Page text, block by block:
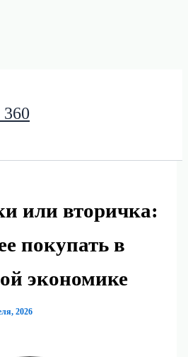
или вторичка:
покупать в
экономике
2026